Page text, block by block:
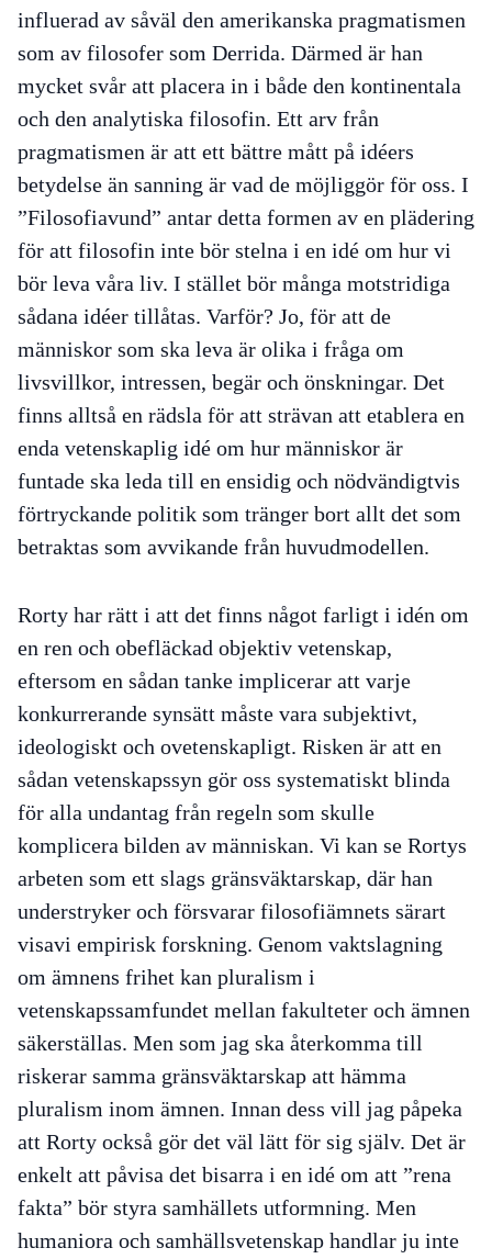
influerad av såväl den amerikanska pragmatismen
som av filosofer som Derrida. Därmed är han
mycket svår att placera in i både den kontinentala
och den analytiska filosofin. Ett arv från
pragmatismen är att ett bättre mått på idéers
betydelse än sanning är vad de möjliggör för oss. I
”Filosofiavund” antar detta formen av en plädering
för att filosofin inte bör stelna i en idé om hur vi
bör leva våra liv. I stället bör många motstridiga
sådana idéer tillåtas. Varför? Jo, för att de
människor som ska leva är olika i fråga om
livsvillkor, intressen, begär och önskningar. Det
finns alltså en rädsla för att strävan att etablera en
enda vetenskaplig idé om hur människor är
funtade ska leda till en ensidig och nödvändigtvis
förtryckande politik som tränger bort allt det som
betraktas som avvikande från huvudmodellen.
Rorty har rätt i att det finns något farligt i idén om
en ren och obefläckad objektiv vetenskap,
eftersom en sådan tanke implicerar att varje
konkurrerande synsätt måste vara subjektivt,
ideologiskt och ovetenskapligt. Risken är att en
sådan vetenskapssyn gör oss systematiskt blinda
för alla undantag från regeln som skulle
komplicera bilden av människan. Vi kan se Rortys
arbeten som ett slags gränsväktarskap, där han
understryker och försvarar filosofiämnets särart
visavi empirisk forskning. Genom vaktslagning
om ämnens frihet kan pluralism i
vetenskapssamfundet mellan fakulteter och ämnen
säkerställas. Men som jag ska återkomma till
riskerar samma gränsväktarskap att hämma
pluralism inom ämnen. Innan dess vill jag påpeka
att Rorty också gör det väl lätt för sig själv. Det är
enkelt att påvisa det bisarra i en idé om att ”rena
fakta” bör styra samhällets utformning. Men
humaniora och samhällsvetenskap handlar ju inte